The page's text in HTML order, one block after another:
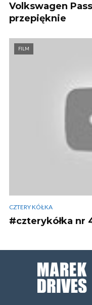
Volkswagen
przepięknie
FILM
CZTERY KÓŁKA
#czterykółka nr